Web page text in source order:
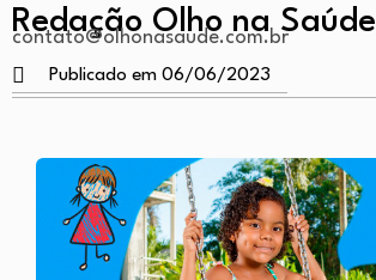
Redação Olho na Saúde
contato@olhonasaude.com.br
Publicado em 06/06/2023